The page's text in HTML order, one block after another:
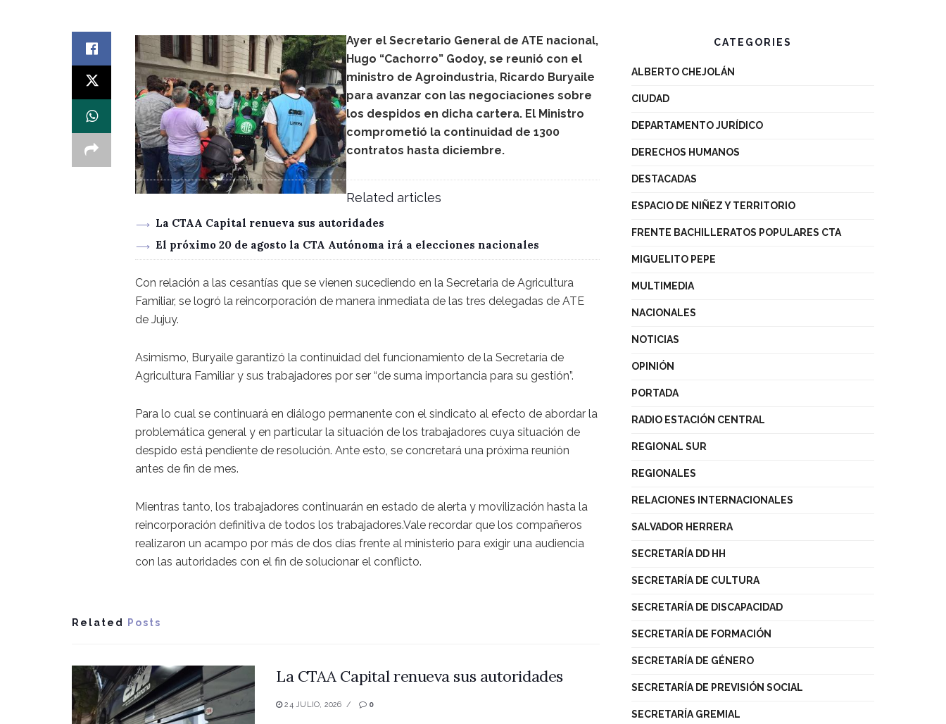
Ayer el Secretario General de ATE nacional,
Hugo “Cachorro” Godoy, se reunió con el
ministro de Agroindustria, Ricardo Buryaile
para avanzar con las negociaciones sobre
los despidos en dicha cartera. El Ministro
comprometió la continuidad de 1300
contratos hasta diciembre.
Related articles
La CTAA Capital renueva sus autoridades
El próximo 20 de agosto la CTA Autónoma irá a elecciones nacionales
Con relación a las cesantías que se vienen sucediendo en la Secretaria de Agricultura
Familiar, se logró la reincorporación de manera inmediata de las tres delegadas de ATE
de Jujuy.
Asimismo, Buryaile garantizó la continuidad del funcionamiento de la Secretaría de
Agricultura Familiar y sus trabajadores por ser “de suma importancia para su gestión”.
Para lo cual se continuará en diálogo permanente con el sindicato al efecto de abordar la
problemática general y en particular la situación de los trabajadores cuya situación de
despido está pendiente de resolución. Ante esto, se concretará una próxima reunión
antes de fin de mes.
Mientras tanto, los trabajadores continuarán en estado de alerta y movilización hasta la
reincorporación definitiva de todos los trabajadores.Vale recordar que los compañeros
realizaron un acampo por más de dos días frente al ministerio para exigir una audiencia
con las autoridades con el fin de solucionar el conflicto.
Related Posts
La CTAA Capital renueva sus autoridades
24 JULIO, 2026 0
CATEGORIES
ALBERTO CHEJOLÁN
CIUDAD
DEPARTAMENTO JURÍDICO
DERECHOS HUMANOS
DESTACADAS
ESPACIO DE NIÑEZ Y TERRITORIO
FRENTE BACHILLERATOS POPULARES CTA
MIGUELITO PEPE
MULTIMEDIA
NACIONALES
NOTICIAS
OPINIÓN
PORTADA
RADIO ESTACIÓN CENTRAL
REGIONAL SUR
REGIONALES
RELACIONES INTERNACIONALES
SALVADOR HERRERA
SECRETARÍA DD HH
SECRETARÍA DE CULTURA
SECRETARÍA DE DISCAPACIDAD
SECRETARÍA DE FORMACIÓN
SECRETARÍA DE GÉNERO
SECRETARÍA DE PREVISIÓN SOCIAL
SECRETARÍA GREMIAL